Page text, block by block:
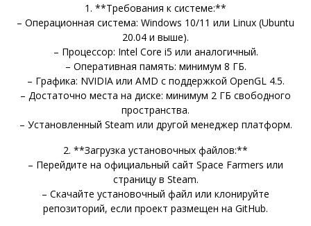
1. **Требования к системе:**
– Операционная система: Windows 10/11 или Linux (Ubuntu
20.04 и выше).
– Процессор: Intel Core i5 или аналогичный.
– Оперативная память: минимум 8 ГБ.
– Графика: NVIDIA или AMD с поддержкой OpenGL 4.5.
– Достаточно места на диске: минимум 2 ГБ свободного
пространства.
– Установленный Steam или другой менеджер платформ.
2. **Загрузка установочных файлов:**
– Перейдите на официальный сайт Space Farmers или
страницу в Steam.
– Скачайте установочный файл или клонируйте
репозиторий, если проект размещен на GitHub.